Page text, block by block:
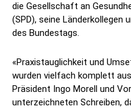
die Gesellschaft an
(SPD), seine Länderkollegen
des Bundestags.
«Praxistauglichkeit und
wurden vielfach komplett
Präsident Ingo Morell und
unterzeichneten Schreiben,